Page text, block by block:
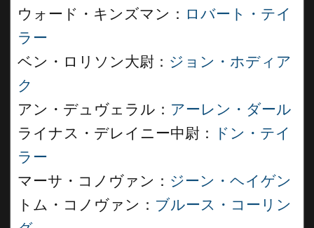
ウォード・キンズマン： ロバート・テイ
ラー
ベン・ロリソン大尉： ジョン・ホディア
ク
アン・デュヴェラル： アーレン・ダール
ライナス・デレイニー中尉：
ドン・テイ
ラー
マーサ・コノヴァン： ジーン・ヘイゲン
トム・コノヴァン： ブルース・コーリン